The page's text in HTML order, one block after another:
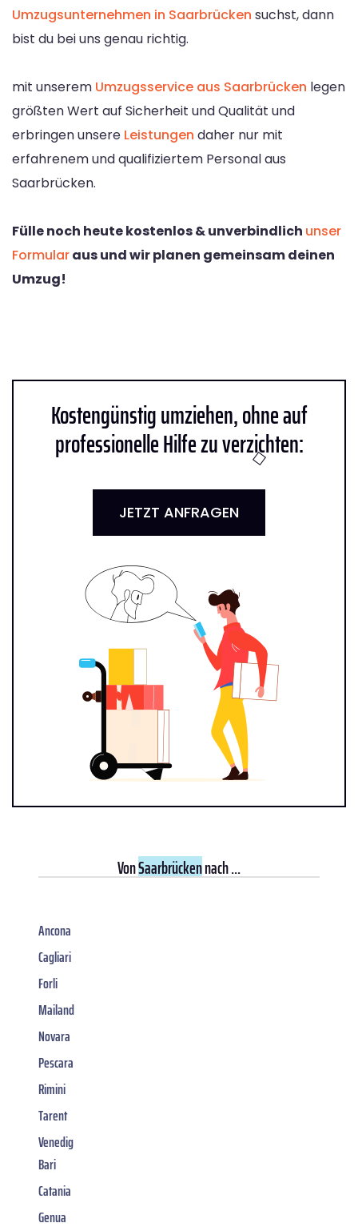
Umzugsunternehmen in Saarbrücken suchst, dann
bist du bei uns genau richtig.
mit unserem Umzugsservice aus Saarbrücken legen
größten Wert auf Sicherheit und Qualität und
erbringen unsere Leistungen daher nur mit
erfahrenem und qualifiziertem Personal aus
Saarbrücken.
Fülle noch heute kostenlos & unverbindlich unser
Formularaus und wir planen gemeinsam deinen
Umzug!
Kostengünstig umziehen, ohne auf
professionelle Hilfe zu verzichten:
JETZT ANFRAGEN
VonSaarbrückennach ...
Ancona
Cagliari
Forli
Mailand
Novara
Pescara
Rimini
Tarent
Venedig
Bari
Catania
Genua